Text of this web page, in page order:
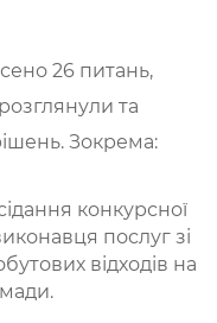
26 питань,
та
Зокрема:
конкурсної
послуг зі
відходів на